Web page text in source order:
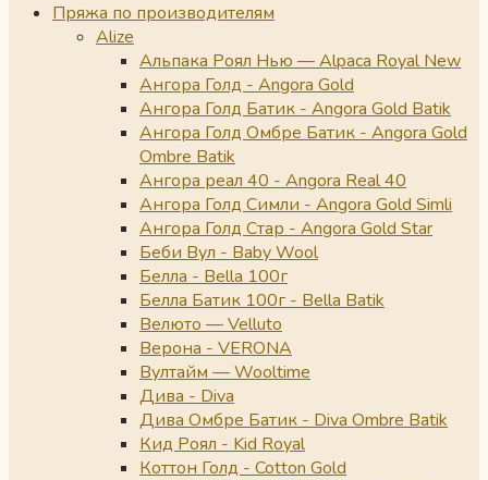
Пряжа по производителям
Alize
Альпака Роял Нью — Alpaca Royal New
Ангора Голд - Angora Gold
Ангора Голд Батик - Angora Gold Batik
Ангора Голд Омбре Батик - Angora Gold
Ombre Batik
Ангора реал 40 - Angora Real 40
Ангора Голд Симли - Angora Gold Simli
Ангора Голд Стар - Angora Gold Star
Беби Вул - Baby Wool
Белла - Bella 100г
Белла Батик 100г - Bella Batik
Велюто — Velluto
Верона - VERONA
Вултайм — Wooltime
Дива - Diva
Дива Омбре Батик - Diva Ombre Batik
Кид Роял - Kid Royal
Коттон Голд - Cotton Gold